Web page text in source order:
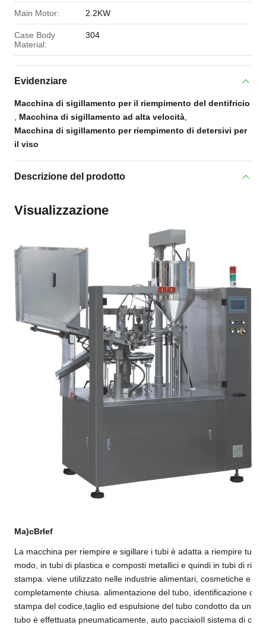
Main Motor: 2.2KW
Case Body
Material:
304
Evidenziare
Macchina di sigillamento per il riempimento del dentifricio
Macchina di sigillamento ad alta velocità
Macchina di sigillamento per riempimento di detersivi per
il viso
Descrizione del prodotto
Visualizzazione
Ma)cBrIef
La macchina per riempire e sigillare i tubi è adatta a riempire tutti
modo, in tubi di plastica e composti metallici e quindi in tubi di
stampa. viene utilizzato nelle industrie alimentari, cosmetiche e
completamente chiusa. alimentazione del tubo, identificazione
stampa del codice,taglio ed espulsione del tubo condotto da un
tubo è effettuata pneumaticamente, auto pacciaioIl sistema di